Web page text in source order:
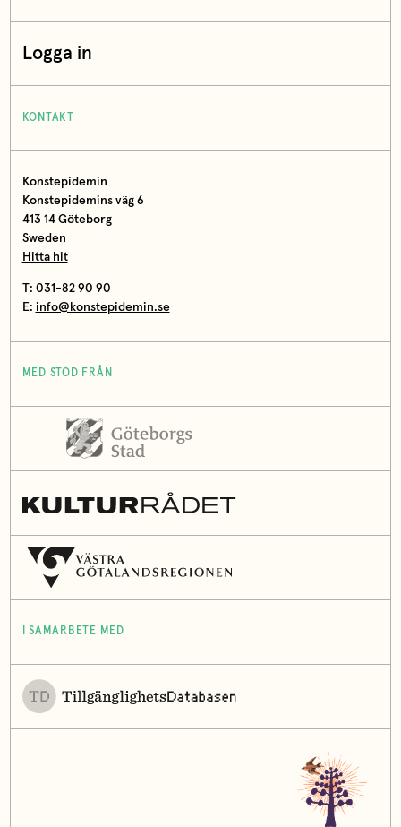
Logga in
KONTAKT
Konstepidemin
Konstepidemins väg 6
413 14 Göteborg
Sweden
Hitta hit
T: 031-82 90 90
E: info@konstepidemin.se
MED STÖD FRÅN
I SAMARBETE MED